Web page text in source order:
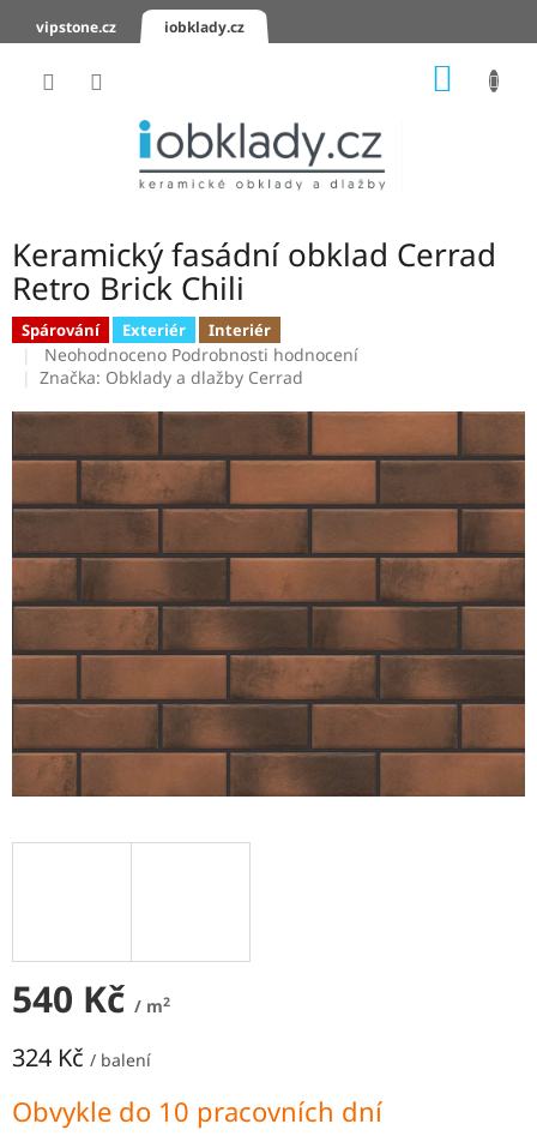
vipstone.cz iobklady.cz
KERAMICKÉ
OBKLADY
KERAMICKÉ
DLAŽBY
KERAMICKÉ
PARAPETY
NEJLEVNĚJŠÍ
OBKLADY
SÉRIE
A
DLAŽEB
prodejna
Značky
Keramický fasádní obklad Cerrad
Retro Brick Chili
Spárování Exteriér Interiér
Průměrné
hodnocení
je
z
hvězdiček.
Neohodnoceno Podrobnosti hodnocení
Značka: Obklady a dlažby Cerrad
540 Kč / m2
324 Kč / balení
cena:
Obvykle do 10 pracovních dní